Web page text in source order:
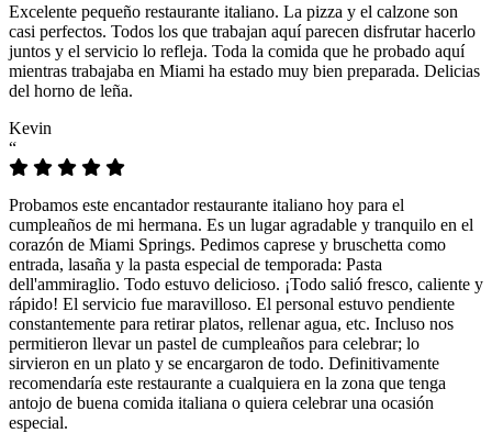
Excelente pequeño restaurante italiano. La pizza y el calzone son
casi perfectos. Todos los que trabajan aquí parecen disfrutar hacerlo
juntos y el servicio lo refleja. Toda la comida que he probado aquí
mientras trabajaba en Miami ha estado muy bien preparada. Delicias
del horno de leña.
Kevin
“
Probamos este encantador restaurante italiano hoy para el
cumpleaños de mi hermana. Es un lugar agradable y tranquilo en el
corazón de Miami Springs. Pedimos caprese y bruschetta como
entrada, lasaña y la pasta especial de temporada: Pasta
dell'ammiraglio. Todo estuvo delicioso. ¡Todo salió fresco, caliente y
rápido! El servicio fue maravilloso. El personal estuvo pendiente
constantemente para retirar platos, rellenar agua, etc. Incluso nos
permitieron llevar un pastel de cumpleaños para celebrar; lo
sirvieron en un plato y se encargaron de todo. Definitivamente
recomendaría este restaurante a cualquiera en la zona que tenga
antojo de buena comida italiana o quiera celebrar una ocasión
especial.